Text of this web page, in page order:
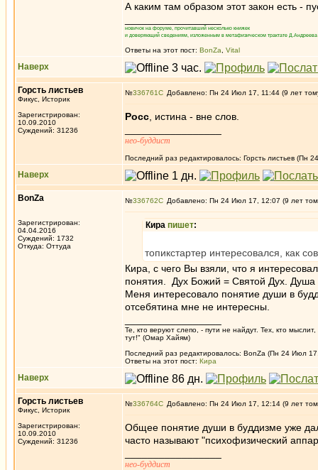
А каким там образом этот закон есть -
новичок на форуме, прочитавший несколько книжек
и доверяющий сведениям, изложенным в метафизическом трактате
Ответы на этот пост: BonZa Vital
Наверх
Горсть листьев
Фикус, Историк
Зарегистрирован:
10.09.2010
Суждений: 31236
№336761 Добавлено: Пн 24 Июл 17, 11:44 (9 лет
Росс , истина - вне слов.
нео-буддист
Последний раз редактировалось: Горсть листьев (Пн
Наверх
BonZa
Зарегистрирован:
04.04.2016
Суждений: 1732
Откуда: Oттyдa
№336762 Добавлено: Пн 24 Июл 17, 12:07 (9 лет
Кира пишет:
топикстартер интересовался, как
Кира, с чего Вы взяли, что я
понятия. Дух Божий = Святой Дух.
Меня интересовало понятие души в
отсебятина мне не интересны.
Те, кто веруют слепо, - пути не найдут. Тех, кто
тут!" (Омар Хайям)
Последний раз редактировалось: BonZa (Пн 24 Июл
Ответы на этот пост: Кира
Наверх
Горсть листьев
Фикус, Историк
Зарегистрирован:
10.09.2010
Суждений: 31236
№336764 Добавлено: Пн 24 Июл 17, 12:14 (9 лет
Общее понятие души в буддизме уже
часто называют "психофизический
нео-буддист